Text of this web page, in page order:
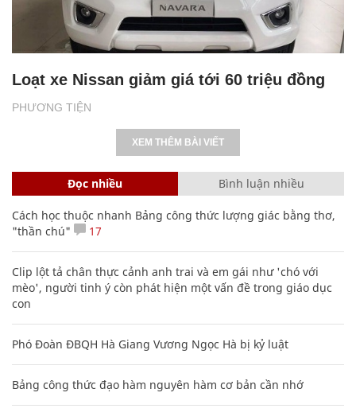
PHƯƠNG TIỆN
Loạt xe Nissan giảm giá tới 60 triệu đồng
XEM THÊM BÀI VIẾT
Đọc nhiều Bình luận nhiều
Cách học thuộc nhanh Bảng công thức lượng giác bằng thơ,
"thần chú"
17
Clip lột tả chân thực cảnh anh trai và em gái như 'chó với
mèo', người tinh ý còn phát hiện một vấn đề trong giáo dục
con
Phó Đoàn ĐBQH Hà Giang Vương Ngọc Hà bị kỷ luật
Bảng công thức đạo hàm nguyên hàm cơ bản cần nhớ